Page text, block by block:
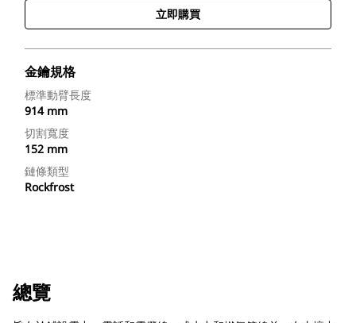
立即購買
金鑰規格
標準動臂長度
914 mm
切割寬度
152 mm
鏈條類型
Rockfrost
總覽